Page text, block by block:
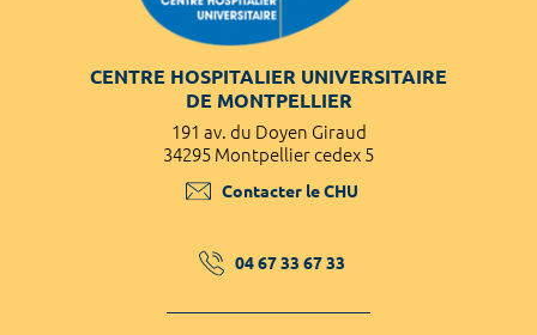
CENTRE HOSPITALIER UNIVERSITAIRE
DE MONTPELLIER
191 av. du Doyen Giraud
34295 Montpellier cedex 5
Contacter le CHU
04 67 33 67 33